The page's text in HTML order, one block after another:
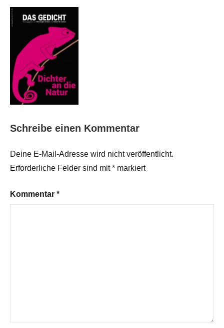
Schreibe einen Kommentar
Deine E-Mail-Adresse wird nicht veröffentlicht.
Erforderliche Felder sind mit* markiert
Kommentar *